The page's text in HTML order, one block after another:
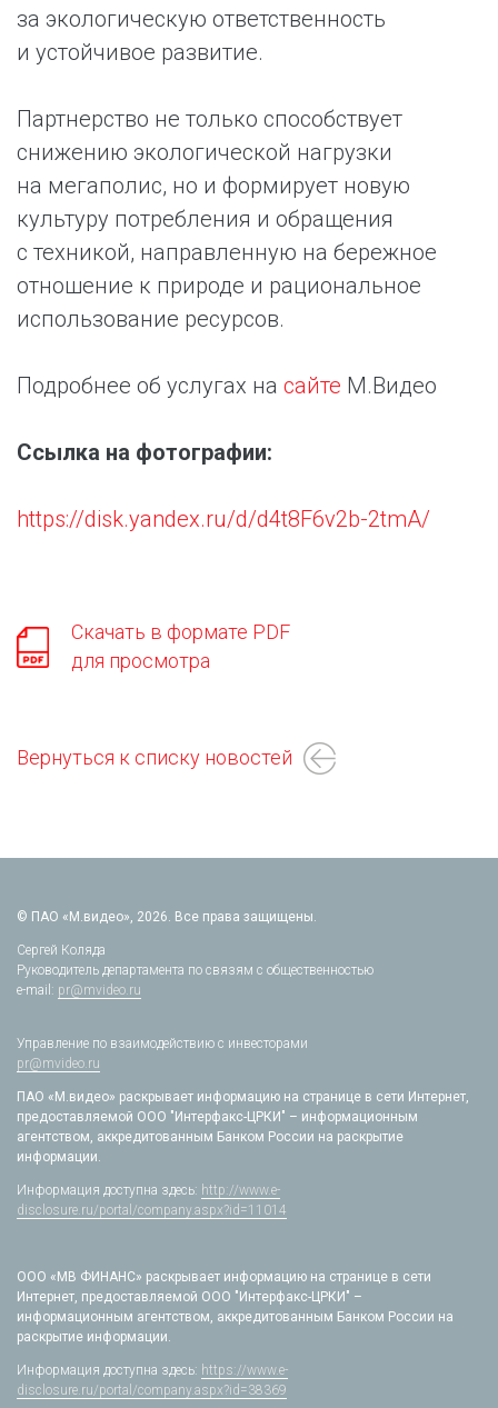
за экологическую ответственность
и устойчивое развитие.
Партнерство не только способствует
снижению экологической нагрузки
на мегаполис, но и формирует новую
культуру потребления и обращения
с техникой, направленную на бережное
отношение к природе и рациональное
использование ресурсов.
Подробнее об услугах на сайте М.Видео
Ссылка на фотографии:
https://disk.yandex.ru/d/d4t8F6v2b-2tmA/
Скачать в формате PDF
для просмотра
Вернуться к списку новостей
© ПАО «М.видео», 2026. Все права защищены.
Сергей Коляда
Руководитель департамента по связям с общественностью
e-mail: pr@mvideo.ru
Управление по взаимодействию с инвесторами
pr@mvideo.ru
ПАО «М.видео» раскрывает информацию на странице в сети Интернет,
предоставляемой ООО "Интерфакс-ЦРКИ" – информационным
агентством, аккредитованным Банком России на раскрытие
информации.
Информация доступна здесь: http://www.e-
disclosure.ru/portal/company.aspx?id=11014
ООО «МВ ФИНАНС» раскрывает информацию на странице в сети
Интернет, предоставляемой ООО "Интерфакс-ЦРКИ" –
информационным агентством, аккредитованным Банком России на
раскрытие информации.
Информация доступна здесь: https://www.e-
disclosure.ru/portal/company.aspx?id=38369